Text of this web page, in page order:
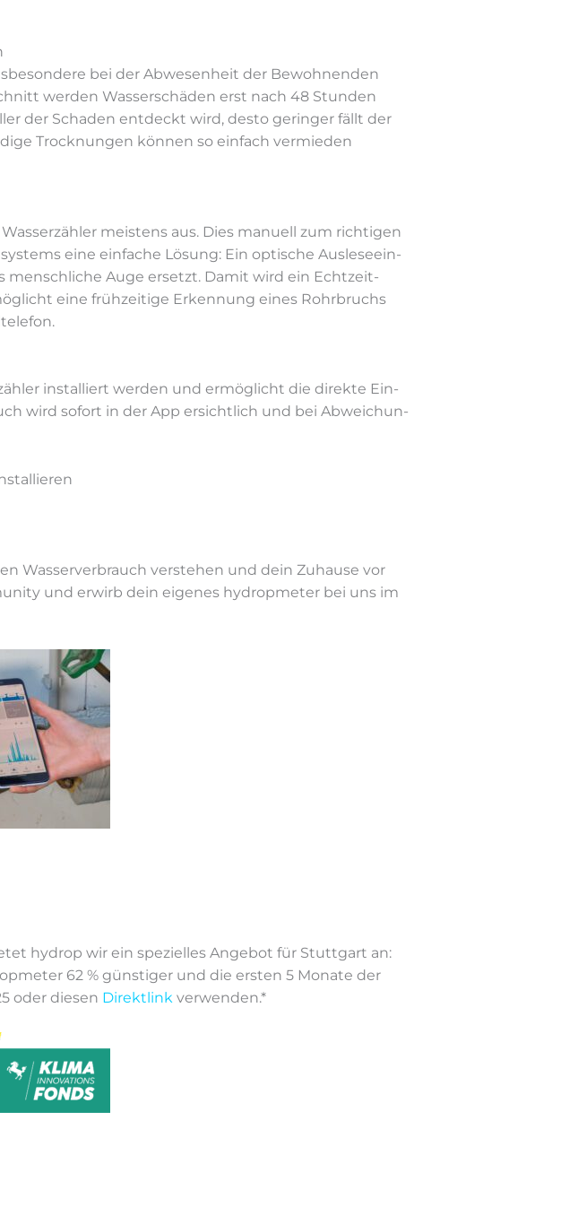
bei der Ab­we­sen­heit der Be­woh­nen­den
wer­den Was­ser­schä­den erst nach 48 Stun­den
der Scha­den ent­deckt wird, des­to ge­rin­ger fällt der
Trock­nun­gen kön­nen so ein­fach ver­mie­den
meis­tens aus. Dies ma­nu­ell zum rich­ti­gen
ei­ne ein­fa­che Lö­sung: Ein op­ti­sche Aus­le­se­ein­
mensch­li­che Au­ge er­setzt. Da­mit wird ein Echt­zeit-
ei­ne früh­zei­ti­ge Er­ken­nung ei­nes Rohr­bruchs
in­stal­liert wer­den und er­mög­licht die di­rek­te Ein­
wird so­fort in der App er­sicht­lich und bei Ab­wei­chun­
Was­ser­ver­brauch ver­ste­hen und dein Zu­hau­se vor
und er­wirb dein ei­ge­nes hy­dro­p­me­ter bei uns im
hy­drop wir ein spe­zi­el­les An­ge­bot für Stutt­gart an:
62 % güns­ti­ger und die ers­ten 5 Mo­na­te der
oder die­sen Di­rekt­linkverwenden.*